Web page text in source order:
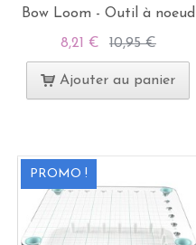
Bow Loom - Outil à noeud
8,21 € 10,95 €
Ajouter au panier
PROMO !